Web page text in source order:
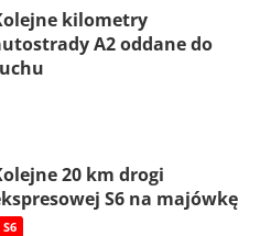
kilometry
A2 oddane do
20 km drogi
S6 na majówkę
S6